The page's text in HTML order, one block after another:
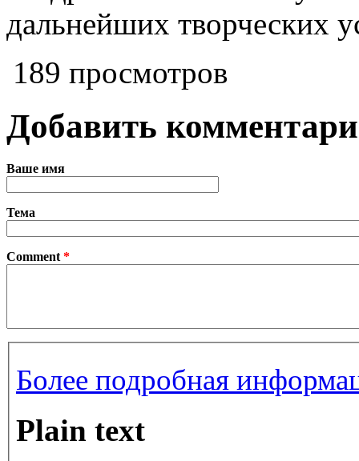
дальнейших творческих
189 просмотров
Добавить
Ваше имя
Тема
Comment *
Более подробная
Plain text